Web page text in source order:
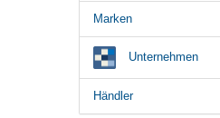
Marken
Unternehmen
Händler